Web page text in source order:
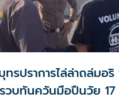
รปราการไล่ล่าถล่มอ
วบทันควันมือปืนวัย 17